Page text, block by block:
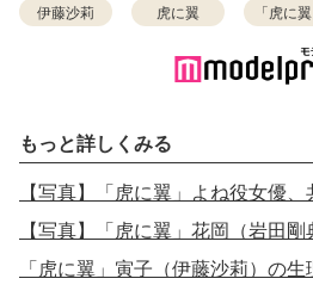
伊藤沙莉 虎に翼 「虎に
もっと詳しくみる
「虎に翼」寅子（伊藤沙莉）の